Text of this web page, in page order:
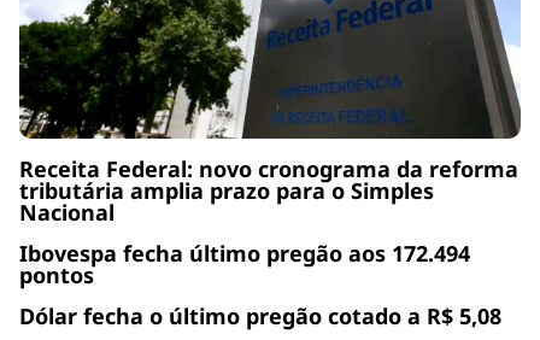
Receita Federal: novo cronograma da reforma
tributária amplia prazo para o Simples
Nacional
Ibovespa fecha último pregão aos 172.494
pontos
Dólar fecha o último pregão cotado a R$ 5,08